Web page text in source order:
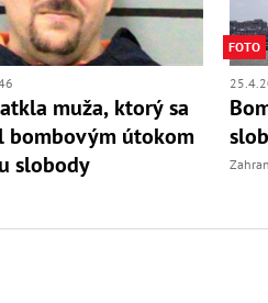
muža, ktorý sa
bombovým útokom
slobody
FOTO